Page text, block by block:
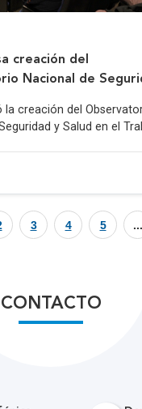
creación del
Nacional de
la creación del
y Salud en el
3 4 5 ...
CONTACTO